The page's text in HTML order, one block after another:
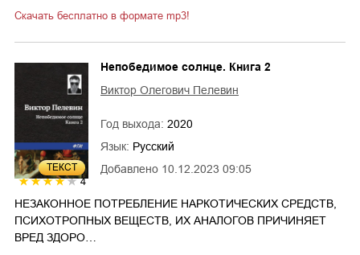
Скачать бесплатно в формате mp3!
ТЕКСТ
4
Добавлено 10.12.2023 09:05
Непобедимое солнце. Книга 2
Виктор Олегович Пелевин
Год выхода: 2020
Язык: Русский
НЕЗАКОННОЕ ПОТРЕБЛЕНИЕ НАРКОТИЧЕСКИХ СРЕДСТВ,
ПСИХОТРОПНЫХ ВЕЩЕСТВ, ИХ АНАЛОГОВ ПРИЧИНЯЕТ
ВРЕД ЗДОРО…